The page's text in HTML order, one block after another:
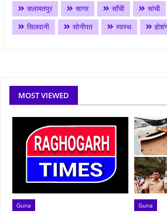
सलामतपुर
सागर साँची सांची
सिलवानी
सोनीपत स्वस्थ
MOST VIEWED
Guna Guna